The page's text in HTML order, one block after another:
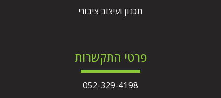
תכנון ועיצוב ציבורי
פרטי התקשרות
052-329-4198